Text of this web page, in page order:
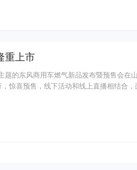
重上市
题的东风商用车燃气新品发布暨预售会在
惊喜预售，线下活动和线上直播相结合，